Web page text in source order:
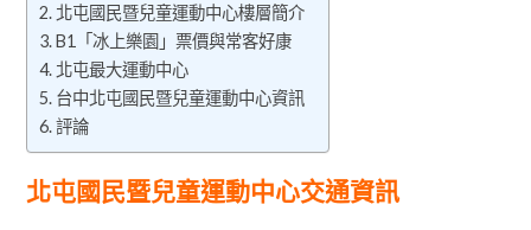
北屯國民暨兒童運動中心樓層簡介
B1「冰上樂園」票價與常客好康
北屯最大運動中心
台中北屯國民暨兒童運動中心資訊
評論
北屯國民暨兒童運動中心交通資訊